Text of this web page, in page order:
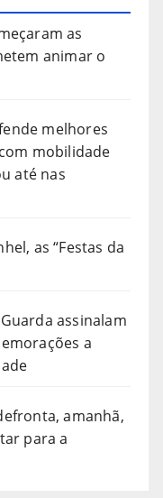
as
animar o
melhores
mobilidade
até nas
as “Festas da
assinalam
a
amanhã,
para a